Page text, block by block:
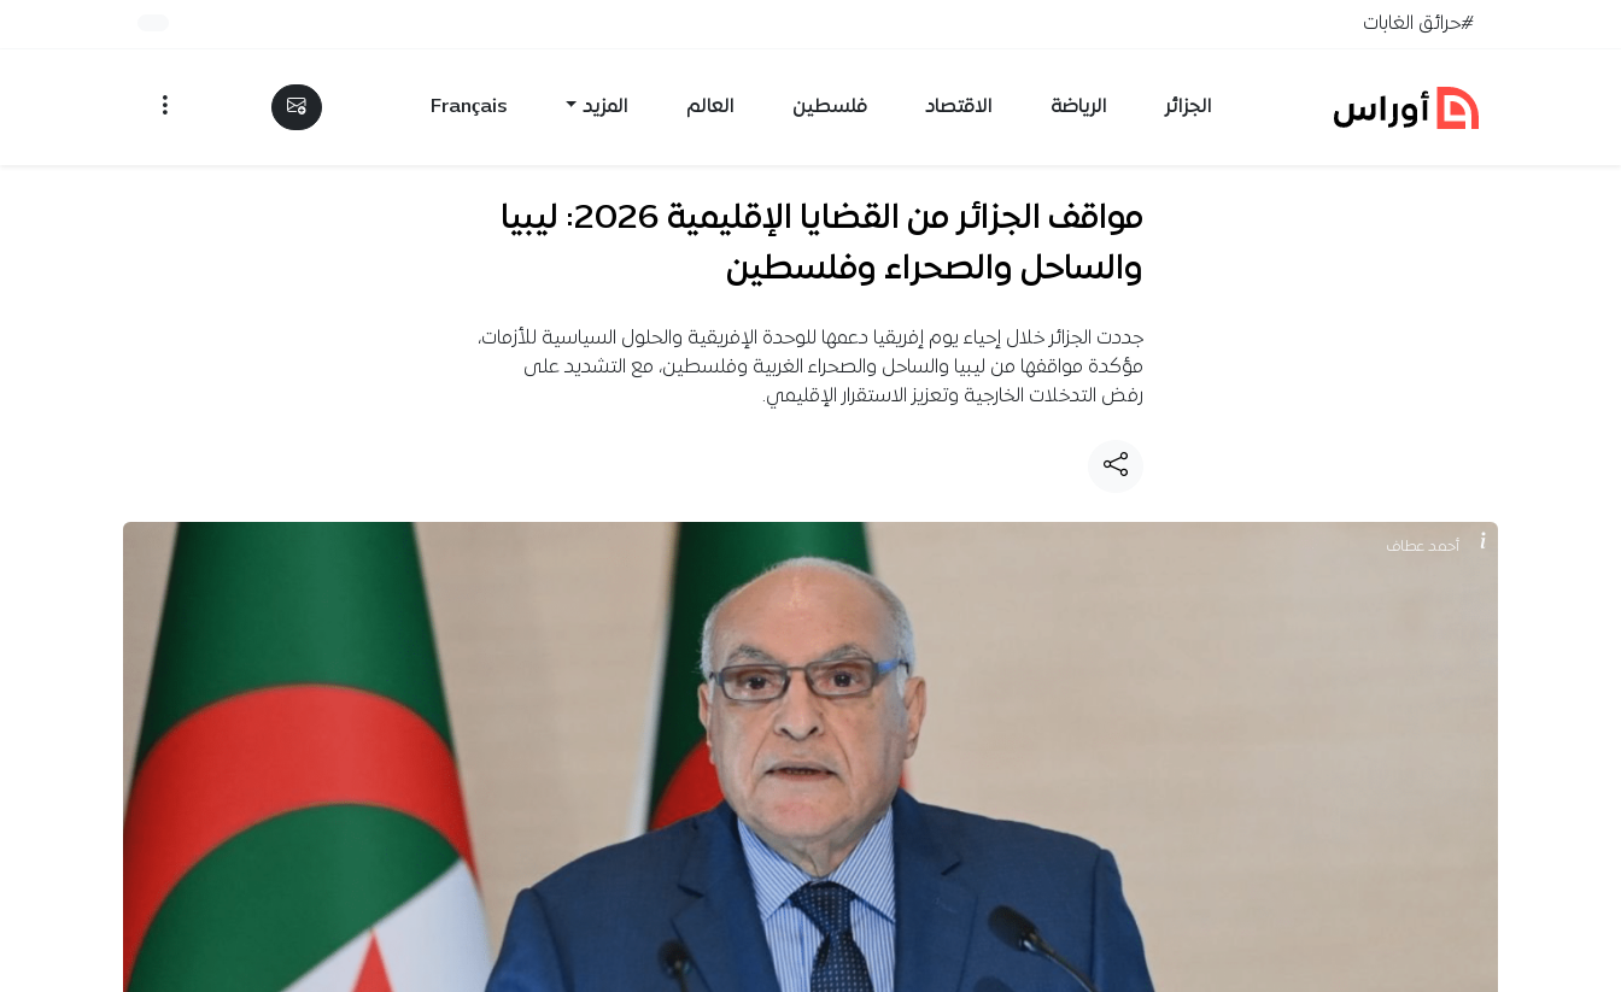
تخطي إلى المحتوى#حرائق الغابات
الجزائر الرياضة الاقتصاد فلسطين العالم المزيد Français
مواقف الجزائر من القضايا الإقليمية 2026: ليبيا
والساحل والصحراء وفلسطين
جددت الجزائر خلال إحياء يوم إفريقيا دعمها للوحدة الإفريقية والحلول السياسية للأزمات،
مؤكدة مواقفها من ليبيا والساحل والصحراء الغربية وفلسطين، مع التشديد على
رفض التدخلات الخارجية وتعزيز الاستقرار الإقليمي.
أحمد عطاف